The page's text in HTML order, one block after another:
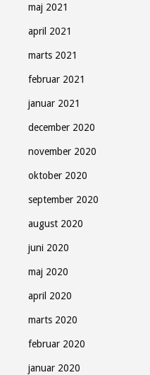
maj 2021
april 2021
marts 2021
februar 2021
januar 2021
december 2020
november 2020
oktober 2020
september 2020
august 2020
juni 2020
maj 2020
april 2020
marts 2020
februar 2020
januar 2020